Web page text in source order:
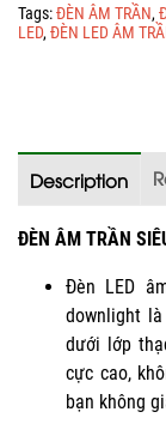
Tags:ĐÈN ÂM TRẦN,
LED, ĐÈN LED ÂM
Description
ĐÈN ÂM TRẦN
Đèn LED
downlight
dưới lớp
cực cao,
bạn không